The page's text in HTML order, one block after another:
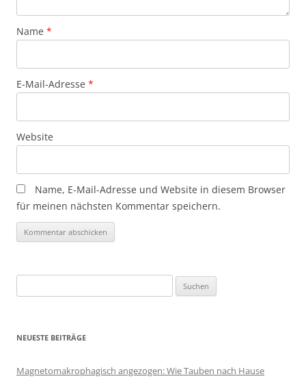
Name *
E-Mail-Adresse *
Website
Name, E-Mail-Adresse und Website in diesem Browser
für meinen nächsten Kommentar speichern.
nach:
NEUESTE BEITRÄGE
Magnetomakrophagisch angezogen: Wie Tauben nach Hause